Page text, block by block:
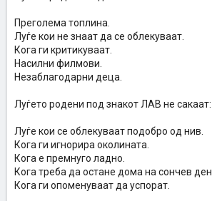
Преголема топлина.
Луѓе кои не знаат да се облекуваат.
Кога ги критикуваат.
Насилни филмови.
Незаблагодарни деца.
Луѓето родени под знакот ЛАВ не сакаат:
Луѓе кои се облекуваат подобро од нив.
Кога ги игнорира околината.
Кога е премнуго ладно.
Кога треба да остане дома на сончев ден.
Кога ги опоменуваат да успорат.